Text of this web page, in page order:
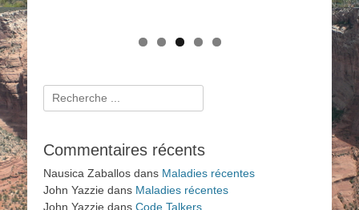
Rechercher :
Commentaires récents
Nausica Zaballos dans Maladies récentes
John Yazzie dans Maladies récentes
John Yazzie dans Code Talkers